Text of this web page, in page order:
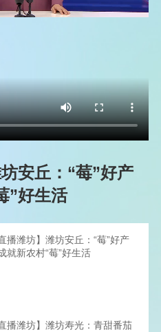
安丘：“莓”好产
”好生活
直播潍坊】潍坊安丘：“莓”好产
就新农村“莓”好生活
直播潍坊】潍坊寿光：青甜番茄